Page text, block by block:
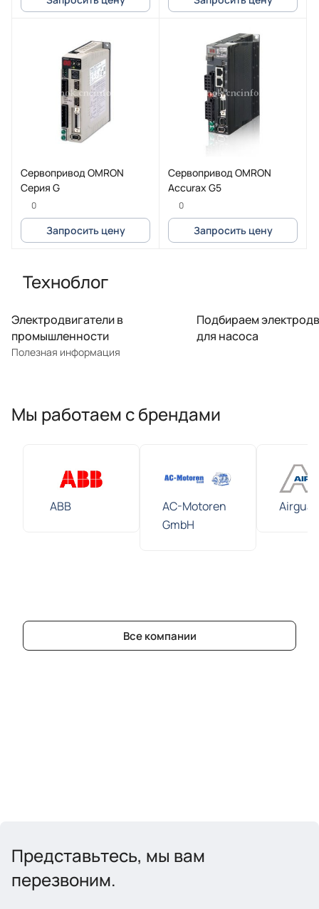
Сервопривод OMRON
Серия G
0
Запросить цену
Сервопривод OMRON
Accurax G5
0
Запросить цену
Техноблог
Электродвигатели в
промышленности
Полезная информация
Подбираем
для насоса
Мы работаем с брендами
ABB
AC-Motoren
GmbH
Все компании
Представьтесь, мы вам
перезвоним.